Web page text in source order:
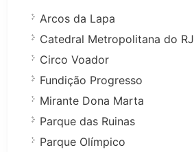
Arcos da Lapa
Catedral Metropolitana do RJ
Circo Voador
Fundição Progresso
Mirante Dona Marta
Parque das Ruinas
Parque Olímpico